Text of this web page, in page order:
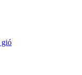
gió